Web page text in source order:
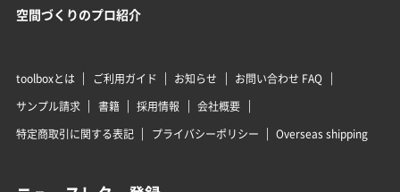
空間づくりのプロ紹介
toolboxとは ご利用ガイド お知らせ
お問い合わせ FAQ
サンプル請求
書籍 採用情報
会社概要
特定商取引に関する表記
プライバシーポリシー Overseas shipping